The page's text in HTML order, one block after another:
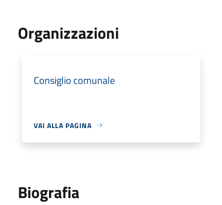
Organizzazioni
Consiglio comunale
VAI ALLA PAGINA
Biografia